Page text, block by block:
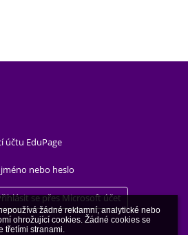
žádné reklamní, analytické nebo
ohrožující cookies. Žádné cookies se
třetími stranami.
účtu EduPage
nebo heslo
se přes Microsoft účet